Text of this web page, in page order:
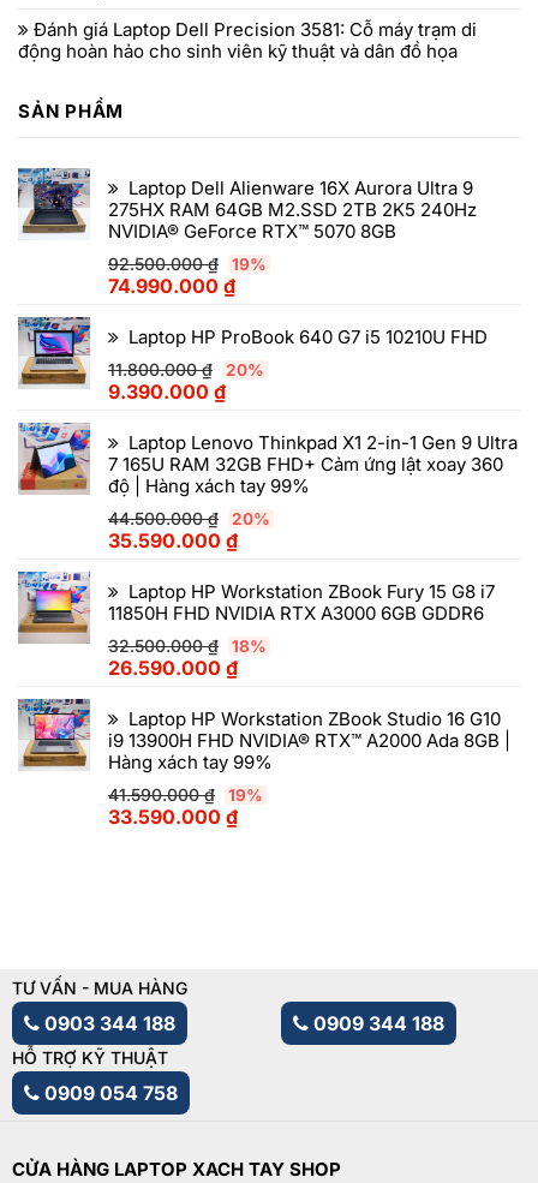
Đánh giá Laptop Dell Precision 3581: Cỗ máy trạm di
động hoàn hảo cho sinh viên kỹ thuật và dân đồ họa
SẢN PHẨM
Laptop Dell Alienware 16X Aurora Ultra 9
275HX RAM 64GB M2.SSD 2TB 2K5 240Hz
NVIDIA® GeForce RTX™ 5070 8GB
92.500.000₫ 19%
74.990.000 ₫
Laptop HP ProBook 640 G7 i5 10210U FHD
11.800.000₫ 20%
9.390.000 ₫
Laptop Lenovo Thinkpad X1 2-in-1 Gen 9 Ultra
7 165U RAM 32GB FHD+ Cảm ứng lật xoay 360
độ | Hàng xách tay 99%
44.500.000₫ 20%
35.590.000 ₫
Laptop HP Workstation ZBook Fury 15 G8 i7
11850H FHD NVIDIA RTX A3000 6GB GDDR6
32.500.000₫ 18%
26.590.000 ₫
Laptop HP Workstation ZBook Studio 16 G10
i9 13900H FHD NVIDIA® RTX™ A2000 Ada 8GB |
Hàng xách tay 99%
41.590.000₫ 19%
33.590.000 ₫
TƯ VẤN - MUA HÀNG
0903 344 188 0909 344 188
HỖ TRỢ KỸ THUẬT
0909 054 758
CỬA HÀNG LAPTOP XACH TAY SHOP